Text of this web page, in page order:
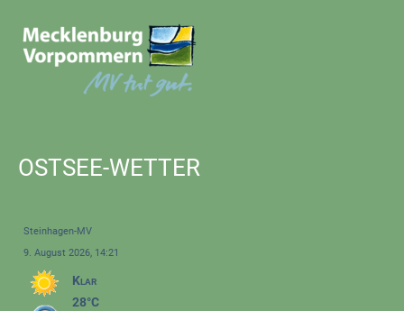
OSTSEE-WETTER
Steinhagen-MV
9. August 2026, 14:21
Klar
28°C